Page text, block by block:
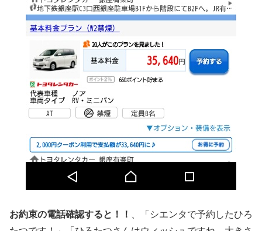
お約束の電話確認すると！！ 、「シエンタで予約したひろ